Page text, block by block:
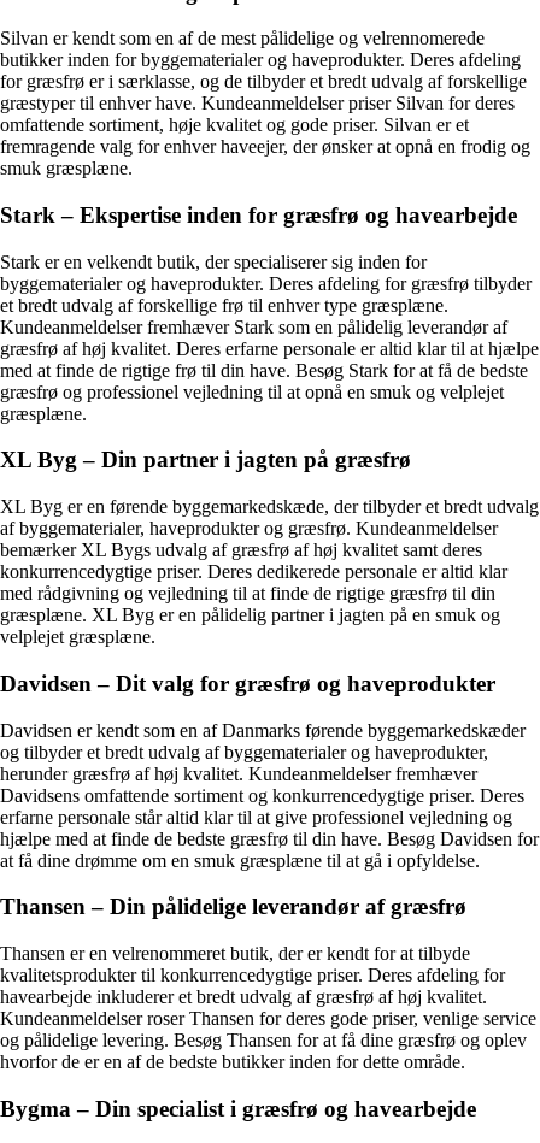
Silvan er kendt som en af de mest pålidelige og velrennomerede
butikker inden for byggematerialer og haveprodukter. Deres afdeling
for græsfrø er i særklasse, og de tilbyder et bredt udvalg af forskellige
græstyper til enhver have. Kundeanmeldelser priser Silvan for deres
omfattende sortiment, høje kvalitet og gode priser. Silvan er et
fremragende valg for enhver haveejer, der ønsker at opnå en frodig og
smuk græsplæne.
Stark – Ekspertise inden for græsfrø og havearbejde
Stark er en velkendt butik, der specialiserer sig inden for
byggematerialer og haveprodukter. Deres afdeling for græsfrø tilbyder
et bredt udvalg af forskellige frø til enhver type græsplæne.
Kundeanmeldelser fremhæver Stark som en pålidelig leverandør af
græsfrø af høj kvalitet. Deres erfarne personale er altid klar til at hjælpe
med at finde de rigtige frø til din have. Besøg Stark for at få de bedste
græsfrø og professionel vejledning til at opnå en smuk og velplejet
græsplæne.
XL Byg – Din partner i jagten på græsfrø
XL Byg er en førende byggemarkedskæde, der tilbyder et bredt udvalg
af byggematerialer, haveprodukter og græsfrø. Kundeanmeldelser
bemærker XL Bygs udvalg af græsfrø af høj kvalitet samt deres
konkurrencedygtige priser. Deres dedikerede personale er altid klar
med rådgivning og vejledning til at finde de rigtige græsfrø til din
græsplæne. XL Byg er en pålidelig partner i jagten på en smuk og
velplejet græsplæne.
Davidsen – Dit valg for græsfrø og haveprodukter
Davidsen er kendt som en af Danmarks førende byggemarkedskæder
og tilbyder et bredt udvalg af byggematerialer og haveprodukter,
herunder græsfrø af høj kvalitet. Kundeanmeldelser fremhæver
Davidsens omfattende sortiment og konkurrencedygtige priser. Deres
erfarne personale står altid klar til at give professionel vejledning og
hjælpe med at finde de bedste græsfrø til din have. Besøg Davidsen for
at få dine drømme om en smuk græsplæne til at gå i opfyldelse.
Thansen – Din pålidelige leverandør af græsfrø
Thansen er en velrenommeret butik, der er kendt for at tilbyde
kvalitetsprodukter til konkurrencedygtige priser. Deres afdeling for
havearbejde inkluderer et bredt udvalg af græsfrø af høj kvalitet.
Kundeanmeldelser roser Thansen for deres gode priser, venlige service
og pålidelige levering. Besøg Thansen for at få dine græsfrø og oplev
hvorfor de er en af de bedste butikker inden for dette område.
Bygma – Din specialist i græsfrø og havearbejde